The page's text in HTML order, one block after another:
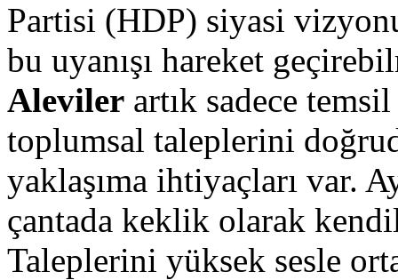
Partisi (HDP) siyasi
bu uyanışı hareket
Aleviler artık sadece
toplumsal taleplerini
yaklaşıma ihtiyaçları var.
çantada keklik olarak
Taleplerini yüksek sesle